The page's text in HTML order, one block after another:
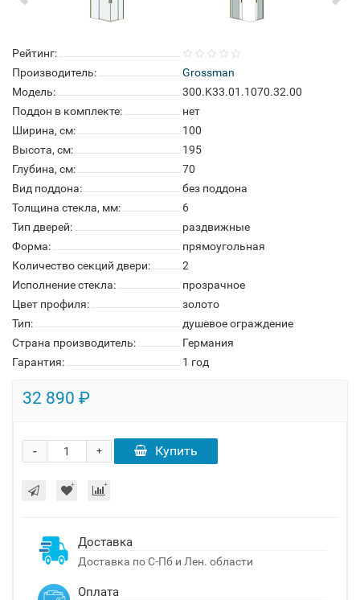
Рейтинг:
Производитель:
Grossman
Модель:
300.K33.01.1070.32.00
Поддон в комплекте:
нет
Ширина, см:
100
Высота, см:
195
Глубина, см:
70
Вид поддона:
без поддона
Толщина стекла, мм:
6
Тип дверей:
раздвижные
Форма:
прямоугольная
Количество секций двери:
2
Исполнение стекла:
прозрачное
Цвет профиля:
золото
Тип:
душевое ограждение
Страна производитель:
Германия
Гарантия:
1 год
32 890 ₽
+
- Купить
Доставка
Доставка по С-Пб и Лен. области
Оплата